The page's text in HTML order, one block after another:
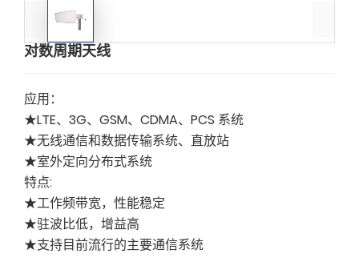
对数周期天线
应用：
★LTE、3G、GSM、CDMA、PCS 系统
★无线通信和数据传输系统、直放站
★室外定向分布式系统
特点:
★工作频带宽，性能稳定
★驻波比低，增益高
★支持目前流行的主要通信系统